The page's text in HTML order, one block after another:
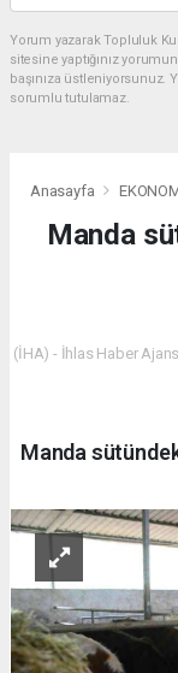
Yorum yazarak Topluluk
sitesine yaptığınız
başınıza
sorumlu tutulamaz.
Anasayfa
Manda
(İHA) - İhlas Haber
Manda